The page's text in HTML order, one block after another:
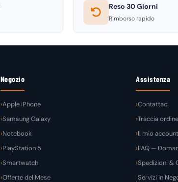
Reso 30 Giorni
Rimborso rapido
Negozio
Apple iPhone
Samsung Galaxy
Notebook
PlayStation 5
Smartwatch
Offerte del Mese
Assistenza
Contattaci
Traccia
Il mio
FAQ —
Spedizioni &
Servizi in